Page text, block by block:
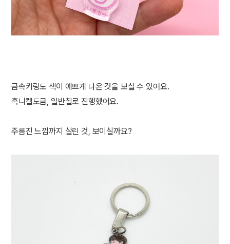
금속키링도 색이 예쁘게 나온 것을 보실 수 있어요.
흑니켈도금, 일반칠로 진행했어요.
주름진 느낌까지 살린 것, 보이실까요?